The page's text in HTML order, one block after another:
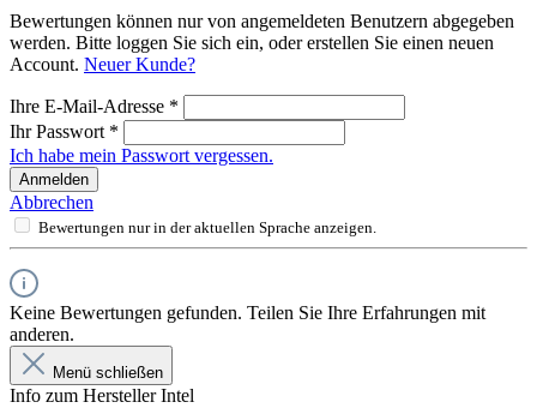
Bewertungen können nur von angemeldeten Benutzern abgegeben
werden. Bitte loggen Sie sich ein, oder erstellen Sie einen neuen
Account. Neuer Kunde?
Ihre E-Mail-Adresse *
Ihr Passwort *
Ich habe mein Passwort vergessen.
Anmelden
Abbrechen
Bewertungen nur in der aktuellen Sprache anzeigen.
Keine Bewertungen gefunden. Teilen Sie Ihre Erfahrungen mit
anderen.
Menü schließen
Info zum Hersteller Intel